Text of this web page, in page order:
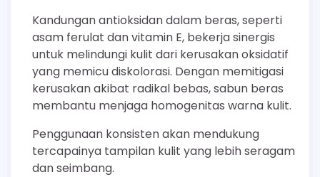
Kandungan antioksidan dalam beras, seperti
asam ferulat dan vitamin E, bekerja sinergis
untuk melindungi kulit dari kerusakan oksidatif
yang memicu diskolorasi. Dengan memitigasi
kerusakan akibat radikal bebas, sabun beras
membantu menjaga homogenitas warna kulit.
Penggunaan konsisten akan mendukung
tercapainya tampilan kulit yang lebih seragam
dan seimbang.